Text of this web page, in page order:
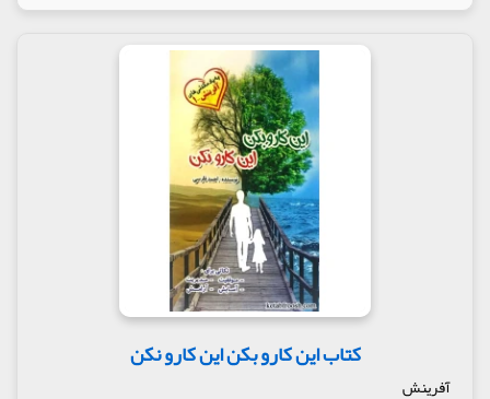
کتاب این کارو بکن این کارو نکن
آفرینش